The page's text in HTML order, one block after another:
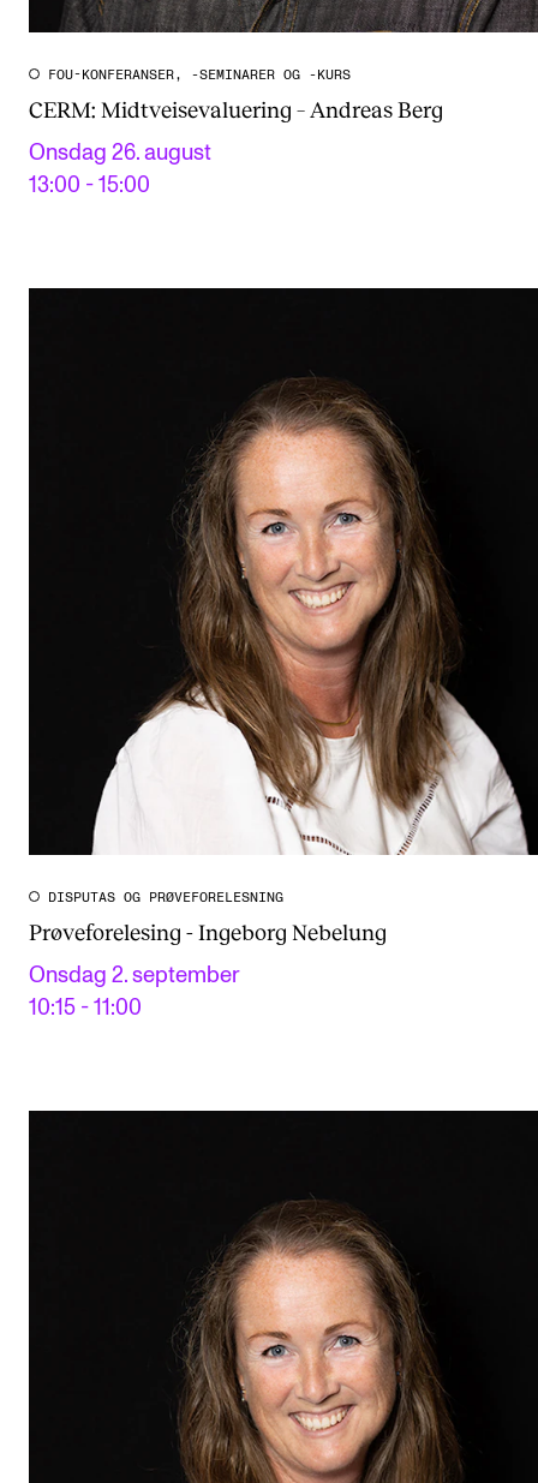
FOU-KONFERANSER, -SEMINARER OG -KURS
CERM: Midtveisevaluering – Andreas Berg
Onsdag 26. august
13:00 - 15:00
DISPUTAS OG PRØVEFORELESNING
Prøveforelesing - Ingeborg Nebelung
Onsdag 2. september
10:15 - 11:00